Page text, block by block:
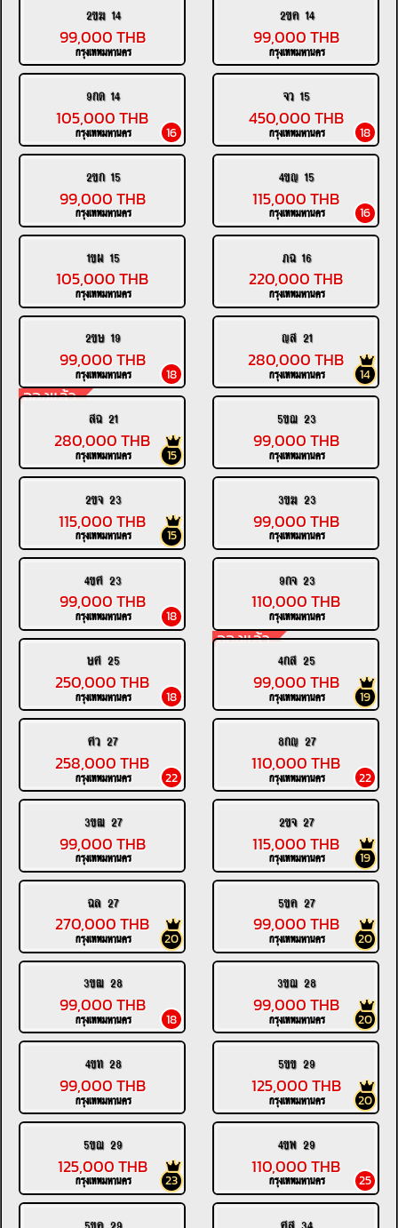
2ขฆ 14
99,000 THB
กรุงเทพมหานคร
2ขค 14
99,000 THB
กรุงเทพมหานคร
9กด 14
16
105,000 THB
กรุงเทพมหานคร
จว 15
18
450,000 THB
กรุงเทพมหานคร
2ขก 15
99,000 THB
กรุงเทพมหานคร
4ขญ 15
16
115,000 THB
กรุงเทพมหานคร
1ขผ 15
105,000 THB
กรุงเทพมหานคร
ภฉ 16
220,000 THB
กรุงเทพมหานคร
2ขษ 19
จองแล้ว
18
99,000 THB
กรุงเทพมหานคร
ญส 21
14
280,000 THB
กรุงเทพมหานคร
สฉ 21
15
280,000 THB
กรุงเทพมหานคร
5ขฌ 23
99,000 THB
กรุงเทพมหานคร
2ขจ 23
15
115,000 THB
กรุงเทพมหานคร
3ขฆ 23
99,000 THB
กรุงเทพมหานคร
4ขศ 23
18
99,000 THB
กรุงเทพมหานคร
9กจ 23
จองแล้ว
110,000 THB
กรุงเทพมหานคร
ษศ 25
18
250,000 THB
กรุงเทพมหานคร
4กส 25
19
99,000 THB
กรุงเทพมหานคร
ศว 27
22
258,000 THB
กรุงเทพมหานคร
8กญ 27
22
110,000 THB
กรุงเทพมหานคร
3ขฒ 27
99,000 THB
กรุงเทพมหานคร
2ขจ 27
19
115,000 THB
กรุงเทพมหานคร
ฉล 27
20
270,000 THB
กรุงเทพมหานคร
5ขค 27
20
99,000 THB
กรุงเทพมหานคร
3ขฒ 28
18
99,000 THB
กรุงเทพมหานคร
3ขฌ 28
20
99,000 THB
กรุงเทพมหานคร
4ขท 28
99,000 THB
กรุงเทพมหานคร
5ขข 29
20
125,000 THB
กรุงเทพมหานคร
5ขฌ 29
23
125,000 THB
กรุงเทพมหานคร
4ขพ 29
25
110,000 THB
กรุงเทพมหานคร